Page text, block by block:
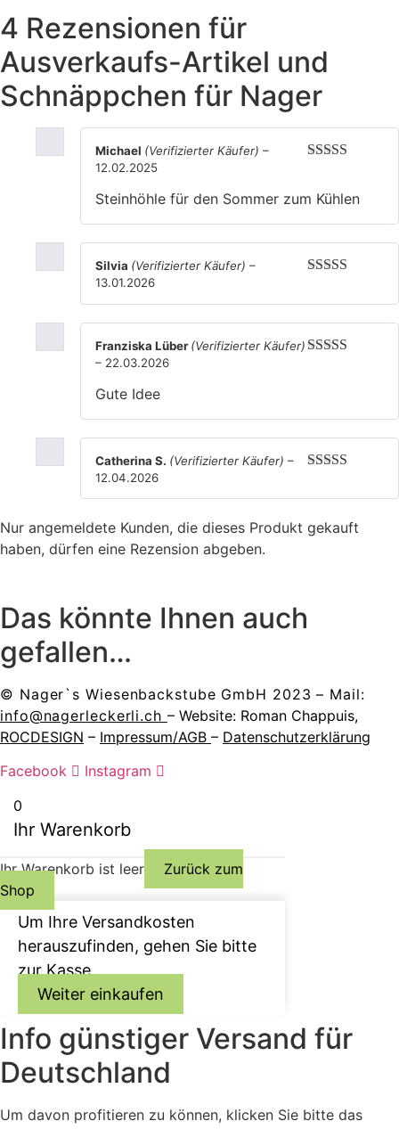
4 Rezensionen für
Ausverkaufs-Artikel und
Schnäppchen für Nager
Michael (Verifizierter Käufer) –
12.02.2025
Steinhöhle für den Sommer zum Kühlen
Silvia (Verifizierter Käufer) –
13.01.2026
Franziska Lüber(Verifizierter Käufer)
– 22.03.2026
Gute Idee
5von 5
Catherina S. (Verifizierter Käufer) –
12.04.2026
Nur angemeldete Kunden, die dieses Produkt gekauft
haben, dürfen eine Rezension abgeben.
Das könnte Ihnen auch
gefallen…
© Nager`s Wiesenbackstube GmbH 2023 – Mail:
info@nagerleckerli.ch – Website: Roman Chappuis,
ROCDESIGN – Impressum/AGB – Datenschutzerklärung
Facebook
Instagram
0
Ihr Warenkorb
Ihr Warenkorb ist leer
Zurück zum
Shop
Um Ihre Versandkosten
herauszufinden, gehen Sie bitte
zur Kasse.
Weiter einkaufen
Info günstiger Versand für
Deutschland
Um davon profitieren zu können, klicken Sie bitte das